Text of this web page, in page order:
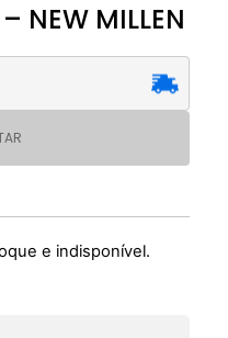
NEW MILLEN
e indisponível.